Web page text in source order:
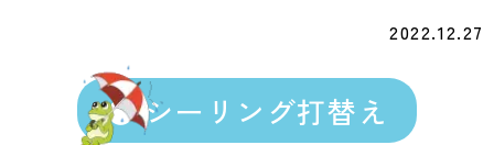
2022.12.27
シーリング打替え